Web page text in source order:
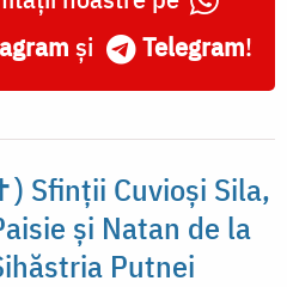
și Telegram!
Sfinții Cuvioși Sila,
și Natan de la
Putnei